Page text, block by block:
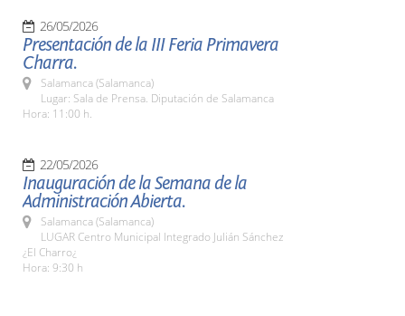
26/05/2026
Presentación de la III Feria Primavera
Charra.
Salamanca (Salamanca)
Lugar: Sala de Prensa. Diputación de Salamanca
Hora: 11:00 h.
22/05/2026
Inauguración de la Semana de la
Administración Abierta.
Salamanca (Salamanca)
LUGAR Centro Municipal Integrado Julián Sánchez
¿El Charro¿
Hora: 9:30 h